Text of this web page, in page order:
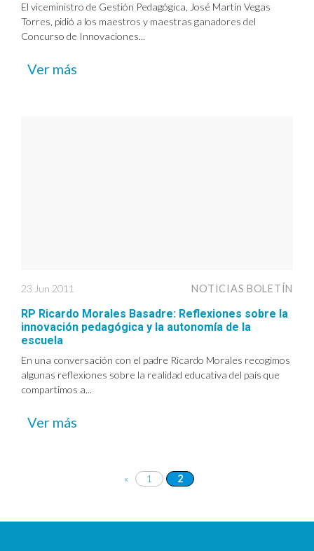
El viceministro de Gestión Pedagógica, José Martín Vegas
Torres, pidió a los maestros y maestras ganadores del
Concurso de Innovaciones...
Ver más
23 Jun 2011 NOTICIAS BOLETÍN
RP Ricardo Morales Basadre: Reflexiones sobre la
innovación pedagógica y la autonomía de la
escuela
En una conversación con el padre Ricardo Morales recogimos
algunas reflexiones sobre la realidad educativa del país que
compartimos a...
Ver más
« 1 2